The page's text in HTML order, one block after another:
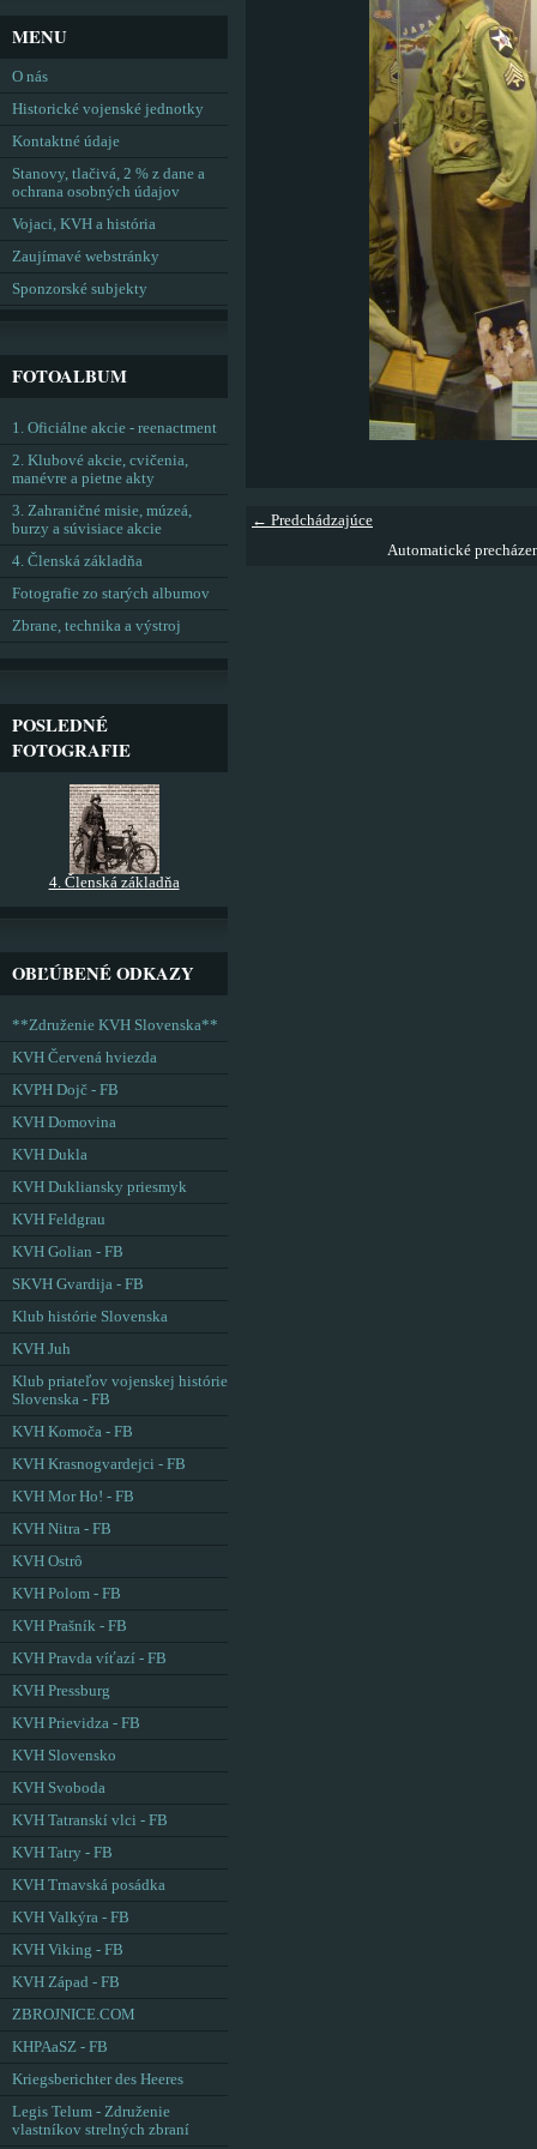
← Predchádzajúce
Automatické
MENU
O nás
Historické vojenské jednotky
Kontaktné údaje
Stanovy, tlačivá, 2 % z dane a
ochrana osobných údajov
Vojaci, KVH a história
Zaujímavé webstránky
Sponzorské subjekty
FOTOALBUM
1. Oficiálne akcie - reenactment
2. Klubové akcie, cvičenia,
manévre a pietne akty
3. Zahraničné misie, múzeá,
burzy a súvisiace akcie
4. Členská základňa
Fotografie zo starých albumov
Zbrane, technika a výstroj
POSLEDNÉ
FOTOGRAFIE
4. Členská základňa
OBĽÚBENÉ ODKAZY
**Združenie KVH Slovenska**
KVH Červená hviezda
KVPH Dojč - FB
KVH Domovina
KVH Dukla
KVH Dukliansky priesmyk
KVH Feldgrau
KVH Golian - FB
SKVH Gvardija - FB
Klub histórie Slovenska
KVH Juh
Klub priateľov vojenskej histórie
Slovenska - FB
KVH Komoča - FB
KVH Krasnogvardejci - FB
KVH Mor Ho! - FB
KVH Nitra - FB
KVH Ostrô
KVH Polom - FB
KVH Prašník - FB
KVH Pravda víťazí - FB
KVH Pressburg
KVH Prievidza - FB
KVH Slovensko
KVH Svoboda
KVH Tatranskí vlci - FB
KVH Tatry - FB
KVH Trnavská posádka
KVH Valkýra - FB
KVH Viking - FB
KVH Západ - FB
ZBROJNICE.COM
KHPAaSZ - FB
Kriegsberichter des Heeres
Legis Telum - Združenie
vlastníkov strelných zbraní